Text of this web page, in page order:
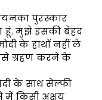
पुरस्कार
हूं. मुझे इसकी बेहद
के हाथों नहीं ले
ग्रहण करने के
के साथ सेल्फी
में किसी अक्षय